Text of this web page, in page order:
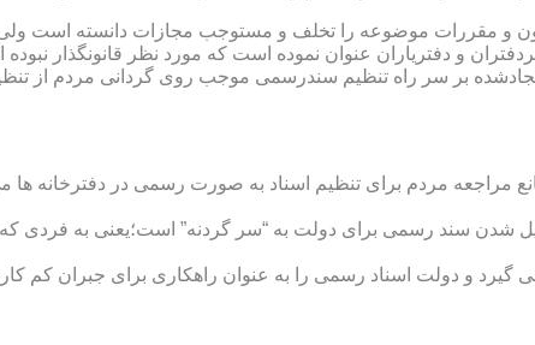
و دفتریاران عنوان نموده است که مورد نظر قانونگذار
بر سر راه تنظیم سندرسمی موجب روی گردانی مردم از
مراجعه مردم برای تنظیم اسناد به صورت رسمی در دفترخانه
شدن سند رسمی برای دولت به “سر گردنه” است؛یعنی به فردی که
و دولت اسناد رسمی را به عنوان راهکاری برای جبران کم